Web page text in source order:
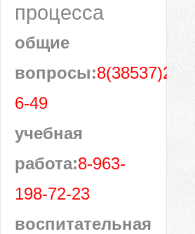
процесса
общие
вопросы:8(38537)28-
6-49
учебная
работа:8-963-
198-72-23
воспитательная